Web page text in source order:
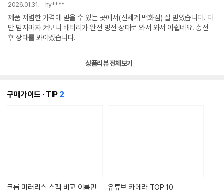
2026.01.31. hy****
제품 저렴한 가격에 믿을 수 있는 곳에서(신세계 백화점) 잘 받았습니다. 다
만 받자마자 켜보니 배터리가 완전 방전 상태로 와서 와서 아쉽네요. 충전
후 상태를 봐야겠습니다.
상품리뷰 전체보기
구매가이드 · TIP 2개
크롭 미러리스 스펙 비교 이름만
유튜브 카메라 TOP 10